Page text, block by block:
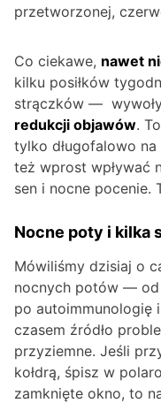
przetworzonej,
Co ciekawe, nawet
kilku posiłków
strączków —
redukcji objawów.
tylko długofalowo
też wprost wpływać
sen i nocne pocenie.
Nocne poty i kilka
Mówiliśmy dzisiaj o
nocnych potów — od
po autoimmunologię
czasem źródło
przyziemne. Jeśli
kołdrą, śpisz w
zamknięte okno, to